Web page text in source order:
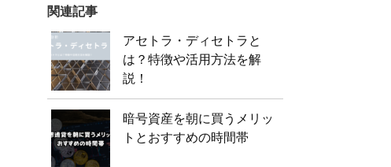
関連記事
アセトラ・ディセトラと
は？特徴や活用方法を解
説！
暗号資産を朝に買うメリッ
トとおすすめの時間帯